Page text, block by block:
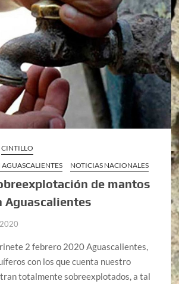
CINTILLO
AGUASCALIENTES
NOTICIAS NACIONALES
de mantos
Aguascalientes
2 febrero 2020 Aguascalientes,
con los que cuenta nuestro
totalmente sobreexplotados, a tal